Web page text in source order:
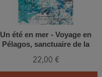
Un été en mer - Voyage en
Pélagos, sanctuaire de la
22,00 €